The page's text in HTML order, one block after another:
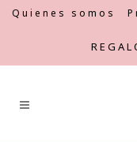
Quienes somos